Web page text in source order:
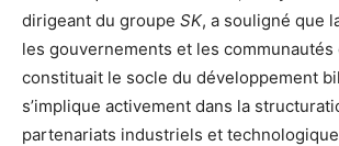
dirigeant du groupe SK, a souligné que
les gouvernements et les communautés
constituait le socle du développement
s’implique activement dans la
partenariats industriels et